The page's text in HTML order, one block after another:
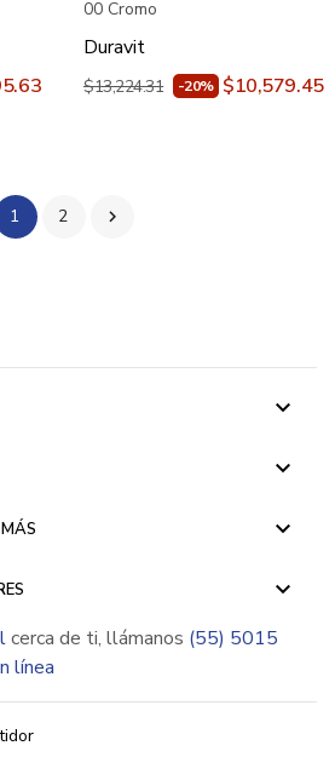
00 Cromo
Duravit
$13,224.31 -20% $10,579.45
1 2 
keyboard_arrow_down
keyboard_arrow_down
keyboard_arrow_down
keyboard_arrow_down
cerca de ti, llámanos (55) 5015
línea